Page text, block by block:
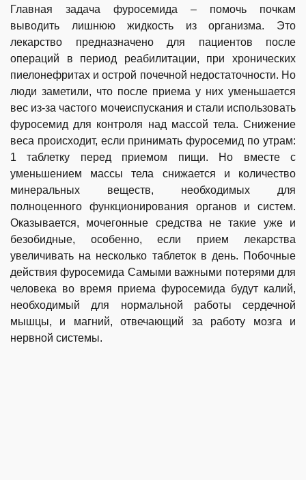
Главная задача фуросемида – помочь почкам
выводить лишнюю жидкость из организма. Это
лекарство предназначено для пациентов после
операций в период реабилитации, при хронических
пиелонефритах и острой почечной недостаточности. Но
люди заметили, что после приема у них уменьшается
вес из-за частого мочеиспускания и стали использовать
фуросемид для контроля над массой тела. Снижение
веса происходит, если принимать фуросемид по утрам:
1 таблетку перед приемом пищи. Но вместе с
уменьшением массы тела снижается и количество
минеральных веществ, необходимых для
полноценного функционирования органов и систем.
Оказывается, мочегонные средства не такие уже и
безобидные, особенно, если прием лекарства
увеличивать на несколько таблеток в день. Побочные
действия фуросемида Самыми важными потерями для
человека во время приема фуросемида будут калий,
необходимый для нормальной работы сердечной
мышцы, и магний, отвечающий за работу мозга и
нервной системы.